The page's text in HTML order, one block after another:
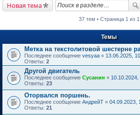
Новая тема
37 тем • Страница 1 из 1
Темы
Метка на текстолитовой шестерне
Последнее сообщение vesyaa « 13.06.2025,
Ответы: 2
Другой двигатель
Последнее сообщение Сусанин « 10.10.2024,
Ответы: 23
Оторвался поршень.
Последнее сообщение АндрейТ « 04.09.2023,
Ответы: 21